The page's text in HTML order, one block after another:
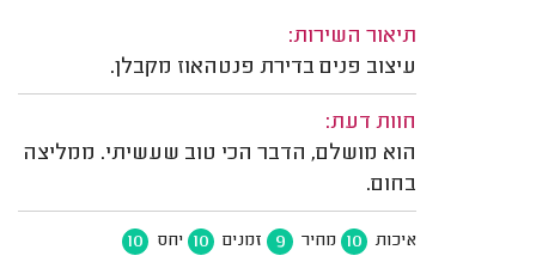
תיאור השירות:
עיצוב פנים בדירת פנטהאוז מקבלן.
חוות דעת:
הוא מושלם, הדבר הכי טוב שעשיתי. ממליצה
בחום.
איכות 10 מחיר 9 זמנים 10 יחס 10